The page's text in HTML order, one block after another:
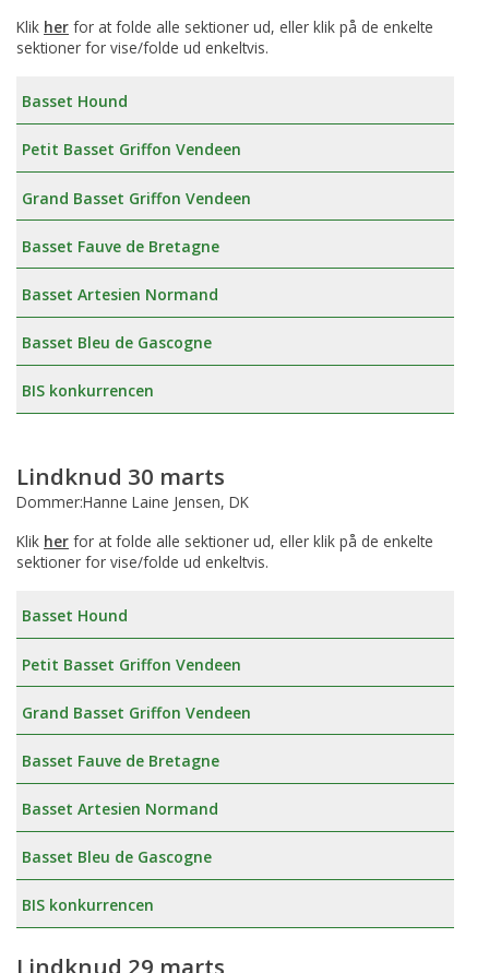
Klik her for at folde alle sektioner ud, eller klik på de enkelte
sektioner for vise/folde ud enkeltvis.
Basset Hound
Petit Basset Griffon Vendeen
Grand Basset Griffon Vendeen
Basset Fauve de Bretagne
Basset Artesien Normand
Basset Bleu de Gascogne
BIS konkurrencen
Lindknud 30 marts
Dommer:Hanne Laine Jensen, DK
Klik her for at folde alle sektioner ud, eller klik på de enkelte
sektioner for vise/folde ud enkeltvis.
Basset Hound
Petit Basset Griffon Vendeen
Grand Basset Griffon Vendeen
Basset Fauve de Bretagne
Basset Artesien Normand
Basset Bleu de Gascogne
BIS konkurrencen
Lindknud 29 marts